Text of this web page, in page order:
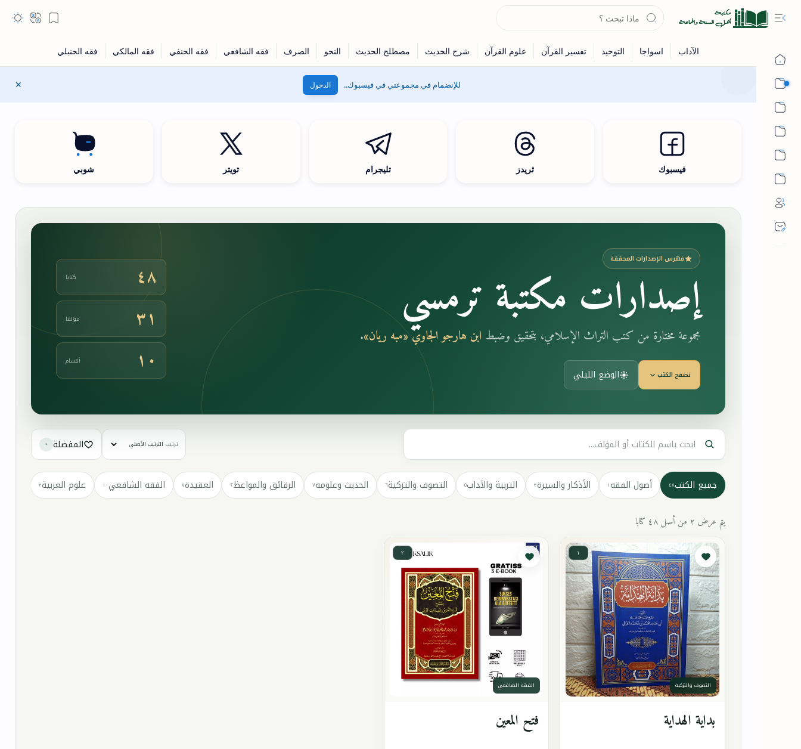
للإنضمام في مجموعتي في فيسبوك.. الدخول
فيسبوك ثريدز تليجرام تويتر شوبي
فهرس الإصدارات المحققة
إصدارات مكتبة ترمسي
مجموعة مختارة من كتب التراث الإسلامي، بتحقيق وضبط ابن هارجو الجاوي «مبه ريان».
تصفح الكتب الوضع الليلي
٤٨ كتابا
٣١ مؤلفا
١٠ أقسام
ترتيب المفضلة ٠
جميع الكتب٤٨ أصول الفقه١ الأذكار والسيرة٣ التربية والآداب٥ التصوف والتزكية٦ الحديث وعلومه٧ الرقائق والمواعظ٢ العقيدة٧ الفقه الشافعي١٠ علوم العربية٣
يتم عرض ٢ من أصل ٤٨ كتابا
١
التصوف والتزكية
بداية الهداية
٢
الفقه الشافعي
فتح المعين